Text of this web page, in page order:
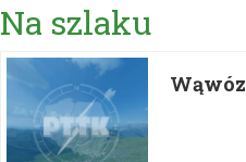
Na szlaku